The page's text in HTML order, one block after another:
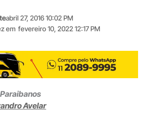
abril 27, 2016 10:02 PM
em fevereiro 10, 2022 12:17 PM
Avelar